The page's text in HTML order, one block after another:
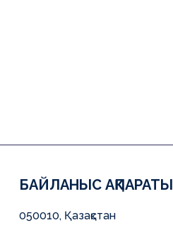
БАЙЛАНЫС АҚПАРАТЫ
050010, Қазақстан